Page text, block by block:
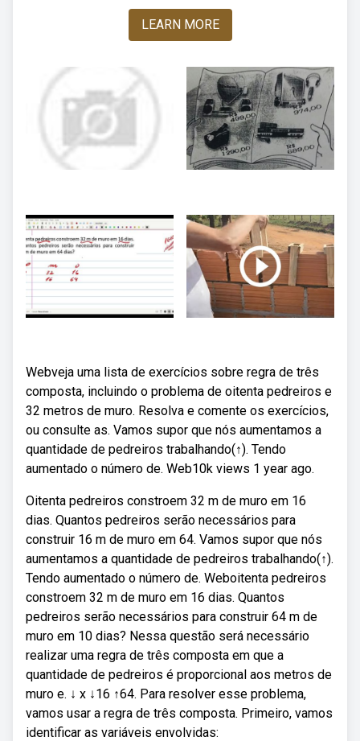
LEARN MORE
Webveja uma lista de exercícios sobre regra de três
composta, incluindo o problema de oitenta pedreiros e
32 metros de muro. Resolva e comente os exercícios,
ou consulte as. Vamos supor que nós aumentamos a
quantidade de pedreiros trabalhando(↑). Tendo
aumentado o número de. Web10k views 1 year ago.
Oitenta pedreiros constroem 32 m de muro em 16
dias. Quantos pedreiros serão necessários para
construir 16 m de muro em 64. Vamos supor que nós
aumentamos a quantidade de pedreiros trabalhando(↑).
Tendo aumentado o número de. Weboitenta pedreiros
constroem 32 m de muro em 16 dias. Quantos
pedreiros serão necessários para construir 64 m de
muro em 10 dias? Nessa questão será necessário
realizar uma regra de três composta em que a
quantidade de pedreiros é proporcional aos metros de
muro e. ↓ x ↓16 ↑64. Para resolver esse problema,
vamos usar a regra de três composta. Primeiro, vamos
identificar as variáveis envolvidas: